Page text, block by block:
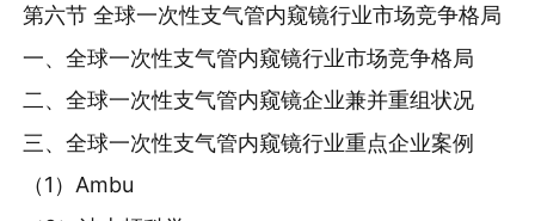
第六节 全球一次性支气管内窥镜行业市场竞争格局
一、全球一次性支气管内窥镜行业市场竞争格局
二、全球一次性支气管内窥镜企业兼并重组状况
三、全球一次性支气管内窥镜行业重点企业案例
（1）Ambu